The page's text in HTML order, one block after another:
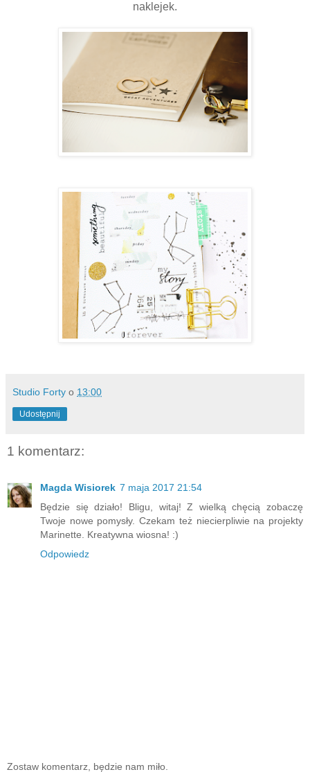
naklejek.
Studio Forty o 13:00
Udostępnij
1 komentarz:
Magda Wisiorek 7 maja 2017 21:54
Będzie się działo! Bligu, witaj! Z wielką chęcią zobaczę
Twoje nowe pomysły. Czekam też niecierpliwie na projekty
Marinette. Kreatywna wiosna! :)
Odpowiedz
Zostaw komentarz, będzie nam miło.